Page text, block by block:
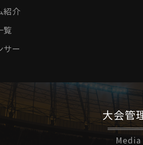
紹介
覧
サー
大会管